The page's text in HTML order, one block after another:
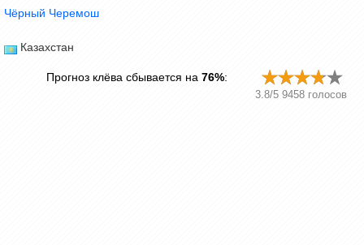
Чёрный Черемош
Казахстан
Прогноз клёва сбывается на 76%:
3.8/5 9458 голосов